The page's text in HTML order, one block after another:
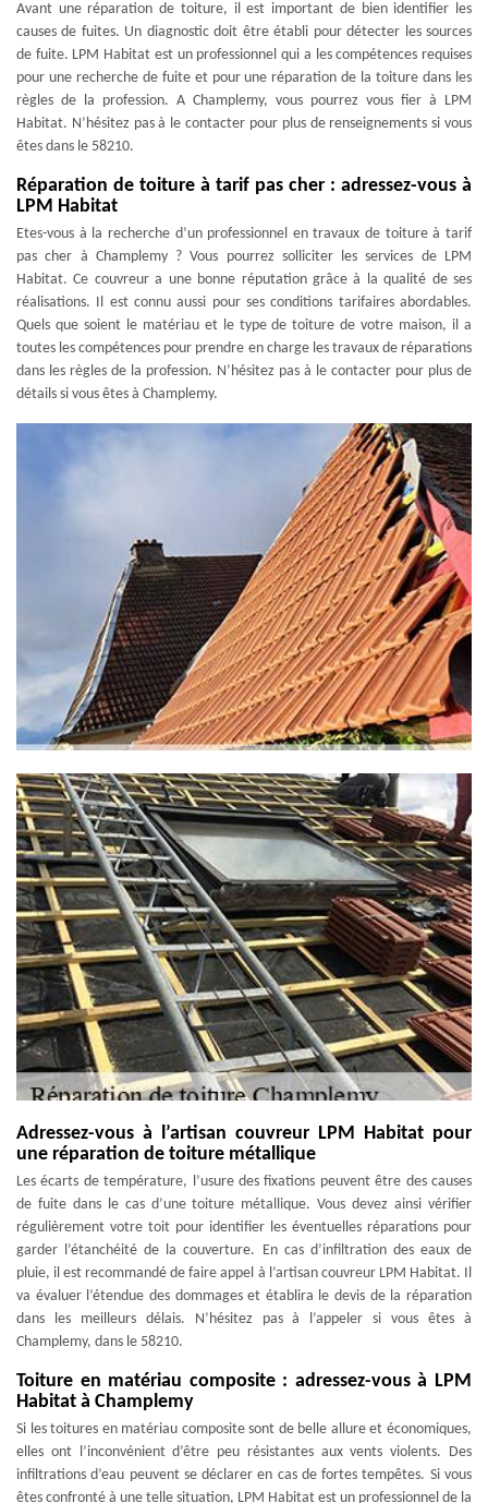
Avant une réparation de toiture, il est important de bien identifier les
causes de fuites. Un diagnostic doit être établi pour détecter les sources
de fuite. LPM Habitat est un professionnel qui a les compétences requises
pour une recherche de fuite et pour une réparation de la toiture dans les
règles de la profession. A Champlemy, vous pourrez vous fier à LPM
Habitat. N’hésitez pas à le contacter pour plus de renseignements si vous
êtes dans le 58210.
Réparation de toiture à tarif pas cher : adressez-vous à
LPM Habitat
Etes-vous à la recherche d’un professionnel en travaux de toiture à tarif
pas cher à Champlemy ? Vous pourrez solliciter les services de LPM
Habitat. Ce couvreur a une bonne réputation grâce à la qualité de ses
réalisations. Il est connu aussi pour ses conditions tarifaires abordables.
Quels que soient le matériau et le type de toiture de votre maison, il a
toutes les compétences pour prendre en charge les travaux de réparations
dans les règles de la profession. N’hésitez pas à le contacter pour plus de
détails si vous êtes à Champlemy.
Adressez-vous à l’artisan couvreur LPM Habitat pour
une réparation de toiture métallique
Les écarts de température, l’usure des fixations peuvent être des causes
de fuite dans le cas d’une toiture métallique. Vous devez ainsi vérifier
régulièrement votre toit pour identifier les éventuelles réparations pour
garder l’étanchéité de la couverture. En cas d’infiltration des eaux de
pluie, il est recommandé de faire appel à l’artisan couvreur LPM Habitat. Il
va évaluer l’étendue des dommages et établira le devis de la réparation
dans les meilleurs délais. N’hésitez pas à l’appeler si vous êtes à
Champlemy, dans le 58210.
Toiture en matériau composite : adressez-vous à LPM
Habitat à Champlemy
Si les toitures en matériau composite sont de belle allure et économiques,
elles ont l’inconvénient d’être peu résistantes aux vents violents. Des
infiltrations d’eau peuvent se déclarer en cas de fortes tempêtes. Si vous
êtes confronté à une telle situation, LPM Habitat est un professionnel de la